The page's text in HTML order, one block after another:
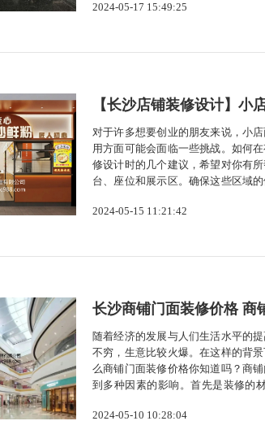
便于设计图纸的绘制。3.寻找合适的...
2024-05-17 15:49:25
【长沙店铺装修设计】小
对于许多想要创业的朋友来说，小
用方面可能会面临一些挑战。如何
修设计时的几个建议，希望对你有
台、座位和展示区。确保这些区域
面来说非常重要。首先，选择轻便且
2024-05-15 11:21:42
长沙商铺门面装修价格 商
随着经济的发展与人们生活水平的
不穷，生意比较火爆。在这样的背
么商铺门面装修价格你知道吗？商
到多种因素的影响。首先是装修的
高。此外，店铺的大小、地理位置、
2024-05-10 10:28:04